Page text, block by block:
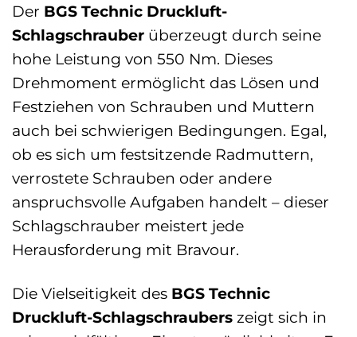
Der BGS Technic Druckluft-
Schlagschrauber überzeugt durch seine
hohe Leistung von 550 Nm. Dieses
Drehmoment ermöglicht das Lösen und
Festziehen von Schrauben und Muttern
auch bei schwierigen Bedingungen. Egal,
ob es sich um festsitzende Radmuttern,
verrostete Schrauben oder andere
anspruchsvolle Aufgaben handelt – dieser
Schlagschrauber meistert jede
Herausforderung mit Bravour.
Die Vielseitigkeit des BGS Technic
Druckluft-Schlagschraubers zeigt sich in